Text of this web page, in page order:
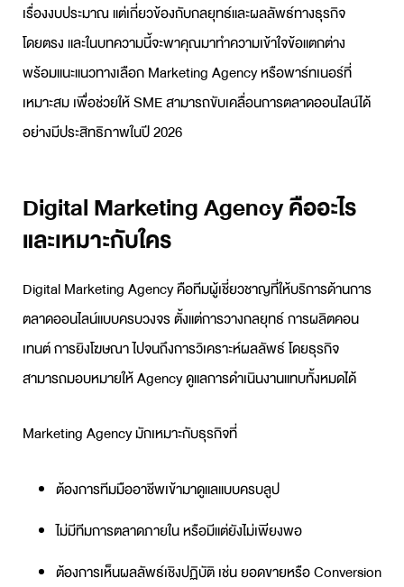
เรื่องงบประมาณ แต่เกี่ยวข้องกับกลยุทธ์และผลลัพธ์ทางธุรกิจ
โดยตรง และในบทความนี้จะพาคุณมาทำความเข้าใจข้อแตกต่าง
พร้อมแนะแนวทางเลือกMarketing Agencyหรือพาร์ทเนอร์ที่
เหมาะสม เพื่อช่วยให้ SME สามารถขับเคลื่อนการตลาดออนไลน์ได้
อย่างมีประสิทธิภาพในปี 2026
Digital Marketing Agency คืออะไร
และเหมาะกับใคร
Digital Marketing Agencyคือทีมผู้เชี่ยวชาญที่ให้บริการด้านการ
ตลาดออนไลน์แบบครบวงจร ตั้งแต่การวางกลยุทธ์ การผลิตคอน
เทนต์ การยิงโฆษณา ไปจนถึงการวิเคราะห์ผลลัพธ์ โดยธุรกิจ
สามารถมอบหมายให้ Agency ดูแลการดำเนินงานแทบทั้งหมดได้
Marketing Agencyมักเหมาะกับธุรกิจที่
ต้องการทีมมืออาชีพเข้ามาดูแลแบบครบลูป
ไม่มีทีมการตลาดภายใน หรือมีแต่ยังไม่เพียงพอ
ต้องการเห็นผลลัพธ์เชิงปฏิบัติ เช่น ยอดขายหรือ Conversion